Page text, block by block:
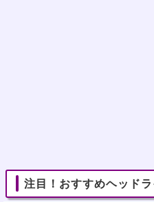
注目！おすすめヘッド